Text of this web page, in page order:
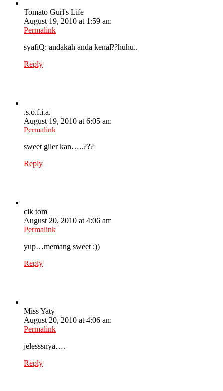
Tomato Gurl's Life
August 19, 2010 at 1:59 am
Permalink
syafiQ: andakah anda kenal??huhu..
Reply
.s.o.f.i.a.
August 19, 2010 at 6:05 am
Permalink
sweet giler kan…..???
Reply
cik tom
August 20, 2010 at 4:06 am
Permalink
yup…memang sweet :))
Reply
Miss Yaty
August 20, 2010 at 4:06 am
Permalink
jelesssnya….
Reply